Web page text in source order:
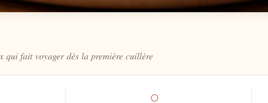
qui fait voyager dès la première cuillère
⚪